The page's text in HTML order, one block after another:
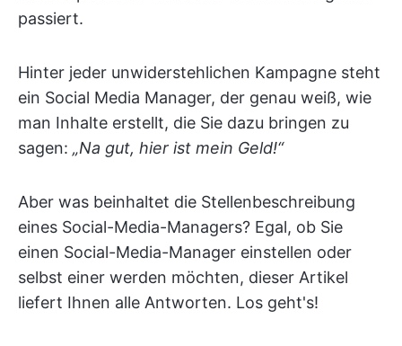
passiert.
Hinter jeder unwiderstehlichen Kampagne steht
ein Social Media Manager, der genau weiß, wie
man Inhalte erstellt, die Sie dazu bringen zu
sagen: „Na gut, hier ist mein Geld!“
Aber was beinhaltet die Stellenbeschreibung
eines Social-Media-Managers? Egal, ob Sie
einen Social-Media-Manager einstellen oder
selbst einer werden möchten, dieser Artikel
liefert Ihnen alle Antworten. Los geht's!